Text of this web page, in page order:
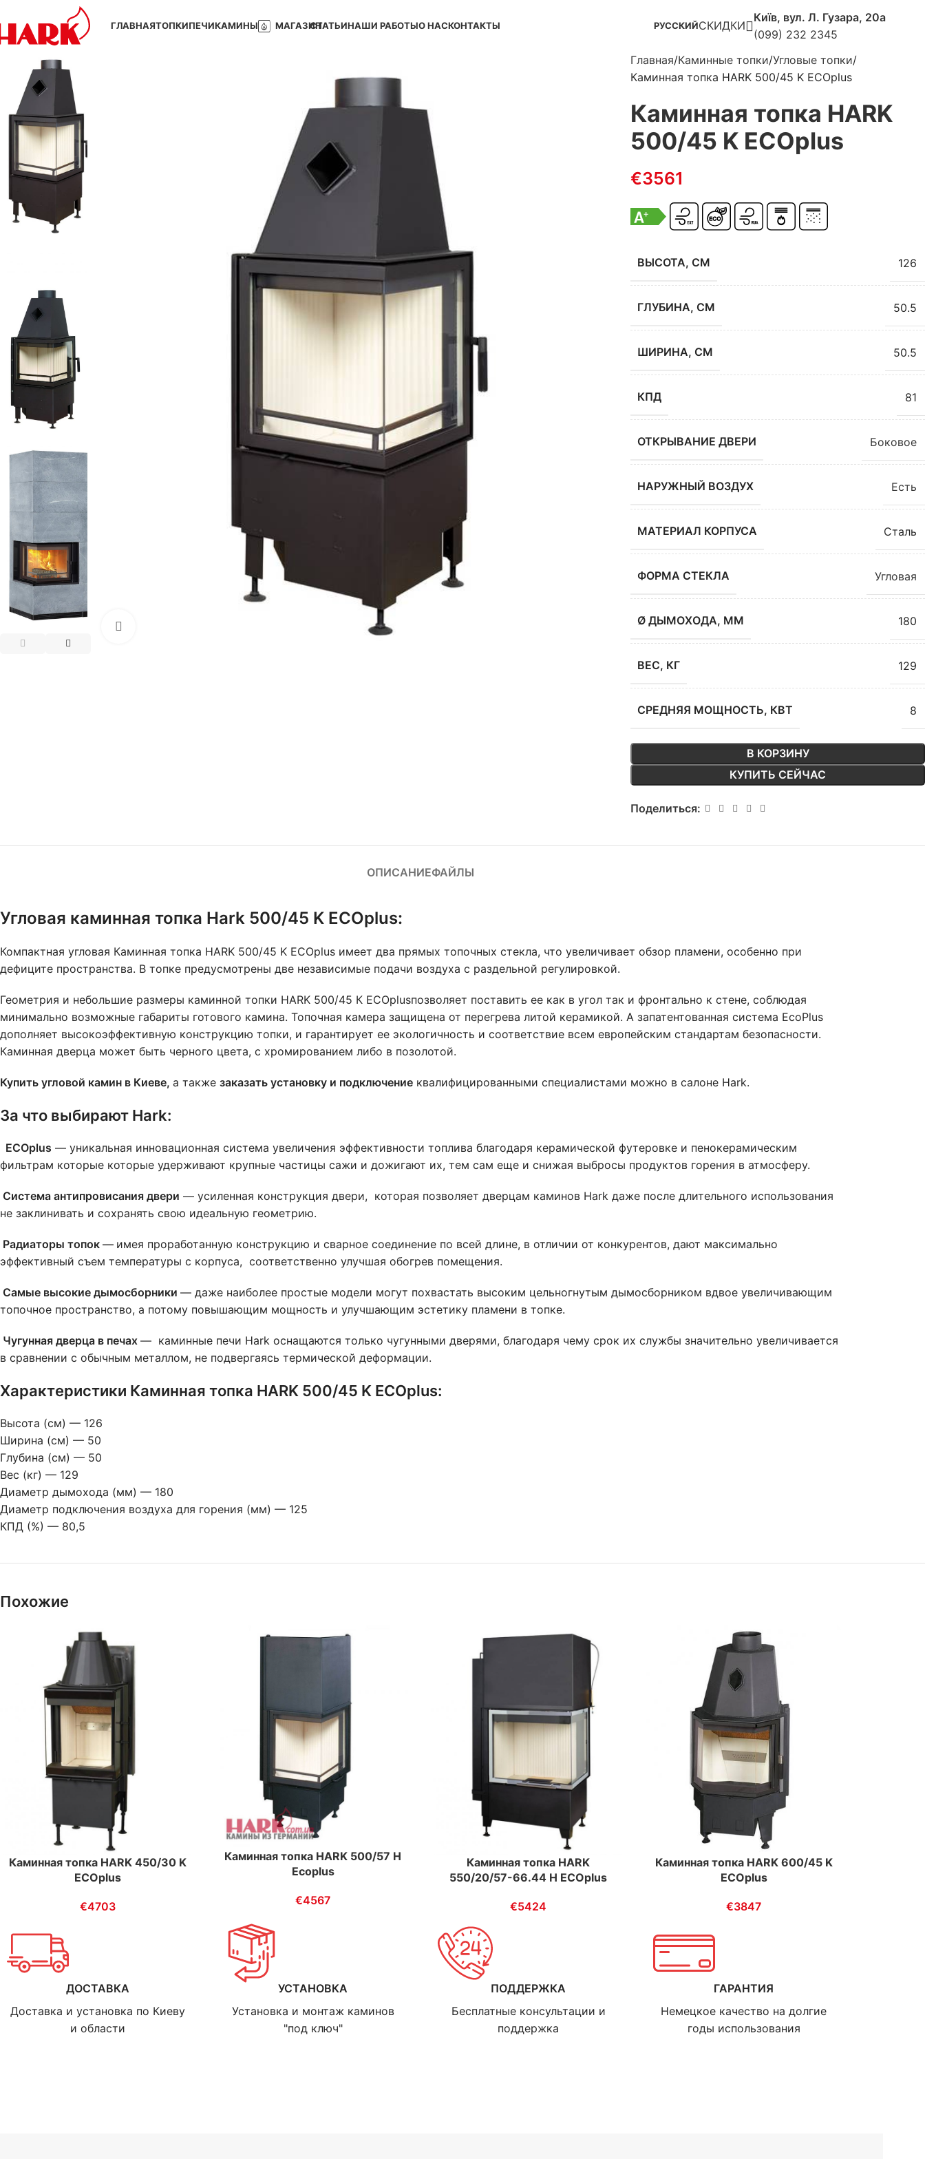
ГЛАВНАЯТОПКИПЕЧИКАМИНЫ МАГАЗИНСТАТЬИНАШИ РАБОТЫО НАСКОНТАКТЫ РУССКИЙСКИДКИ
Київ, вул. Л. Гузара, 20а
(099) 232 2345
Главная Каминные топки Угловые топки
Каминная топка HARK 500/45 K ECOplus
Каминная топка HARK
500/45 K ECOplus
€3561
ВЫСОТА, СМ 126
ГЛУБИНА, СМ 50.5
ШИРИНА, СМ 50.5
КПД 81
ОТКРЫВАНИЕ ДВЕРИ Боковое
НАРУЖНЫЙ ВОЗДУХ Есть
МАТЕРИАЛ КОРПУСА Сталь
ФОРМА СТЕКЛА Угловая
Ø ДЫМОХОДА, ММ 180
ВЕС, КГ 129
СРЕДНЯЯ МОЩНОСТЬ, КВТ 8
В КОРЗИНУ
КУПИТЬ СЕЙЧАС
Поделиться:
ОПИСАНИЕФАЙЛЫ
Угловая каминная топка Hark 500/45 K ECOplus:
Компактная угловая Каминная топка HARK 500/45 K ECOplus имеет два прямых топочных стекла, что увеличивает обзор пламени, особенно при
дефиците пространства. В топке предусмотрены две независимые подачи воздуха с раздельной регулировкой.
Геометрия и небольшие размеры каминной топки HARK 500/45 К ECOplusпозволяет поставить ее как в угол так и фронтально к стене, соблюдая
минимально возможные габариты готового камина. Топочная камера защищена от перегрева литой керамикой. А запатентованная система EcoPlus
дополняет высокоэффективную конструкцию топки, и гарантирует ее экологичность и соответствие всем европейским стандартам безопасности.
Каминная дверца может быть черного цвета, с хромированием либо в позолотой.
Купить угловой камин в Киеве, а также заказать установку и подключение квалифицированными специалистами можно в салоне Hark.
За что выбирают Hark:
ECOplus — уникальная инновационная система увеличения эффективности топлива благодаря керамической футеровке и пенокерамическим
фильтрам которые которые удерживают крупные частицы сажи и дожигают их, тем сам еще и снижая выбросы продуктов горения в атмосферу.
Система антипровисания двери — усиленная конструкция двери, которая позволяет дверцам каминов Hark даже после длительного использования
не заклинивать и сохранять свою идеальную геометрию.
Радиаторы топок — имея проработанную конструкцию и сварное соединение по всей длине, в отличии от конкурентов, дают максимально
эффективный съем температуры с корпуса, соответственно улучшая обогрев помещения.
Самые высокие дымосборники — даже наиболее простые модели могут похвастать высоким цельногнутым дымосборником вдвое увеличивающим
топочное пространство, а потому повышающим мощность и улучшающим эстетику пламени в топке.
Чугунная дверца в печах — каминные печи Hark оснащаются только чугунными дверями, благодаря чему срок их службы значительно увеличивается
в сравнении с обычным металлом, не подвергаясь термической деформации.
Характеристики Каминная топка HARK 500/45 K ECOplus:
Высота (см) — 126
Ширина (см) — 50
Глубина (см) — 50
Вес (кг) — 129
Диаметр дымохода (мм) — 180
Диаметр подключения воздуха для горения (мм) — 125
КПД (%) — 80,5
Похожие
Каминная топка HARK 450/30 K
ECOplus
€4703
Каминная топка HARK 500/57 H
Ecoplus
€4567
Каминная топка HARK
550/20/57-66.44 H ECOplus
€5424
Каминная топка HARK 600/45 K
ECOplus
€3847
ДОСТАВКА
Доставка и установка по Киеву
и области
УСТАНОВКА
Установка и монтаж каминов
"под ключ"
ПОДДЕРЖКА
Бесплатные консультации и
поддержка
ГАРАНТИЯ
Немецкое качество на долгие
годы использования